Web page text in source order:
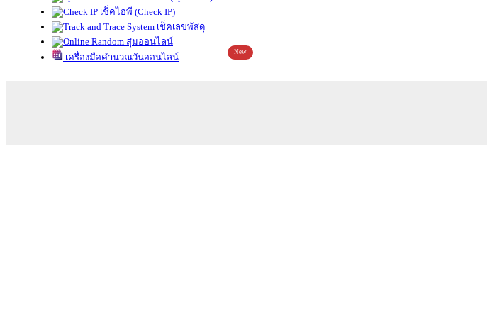
เช็คไอพี (Check IP)
เช็คเลขพัสดุ
สุ่มออนไลน์
เครื่องมือคำนวณวันออนไลน์
New